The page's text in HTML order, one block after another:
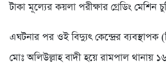
টাকা মূল্যের কয়লা পরীক্ষার গ্রেডিং মেশিন
এঘটনার পর ওই বিদ্যুৎ কেন্দ্রের ব্যবস্থাপক
মোঃ অলিউল্লাহ বাদী হয়ে রামপাল থানায়